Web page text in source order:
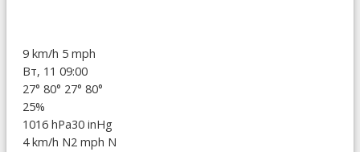
9 km/h 5 mph
Вт, 11 09:00
27° 80° 27° 80°
25%
1016 hPa30 inHg
4 km/h N2 mph N